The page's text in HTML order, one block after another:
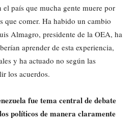
país que mucha gente muere por
que comer. Ha habido un cambio
Almagro, presidente de la OEA, ha
aprender de esta experiencia,
y ha actuado no según las
los acuerdos.
fue tema central de debate
políticos de manera claramente